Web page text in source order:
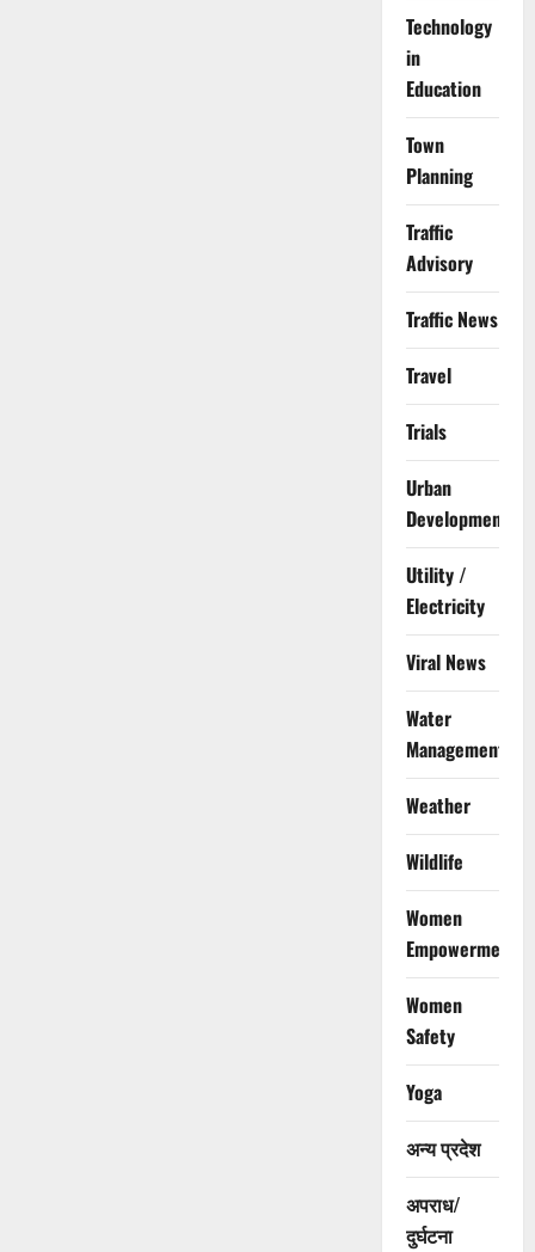
Technology
in
Education
Town
Planning
Traffic
Advisory
Traffic News
Travel
Trials
Urban
Development
Utility /
Electricity
Viral News
Water
Management
Weather
Wildlife
Women
Empowerment
Women
Safety
Yoga
अन्य प्रदेश
अपराध/
दुर्घटना